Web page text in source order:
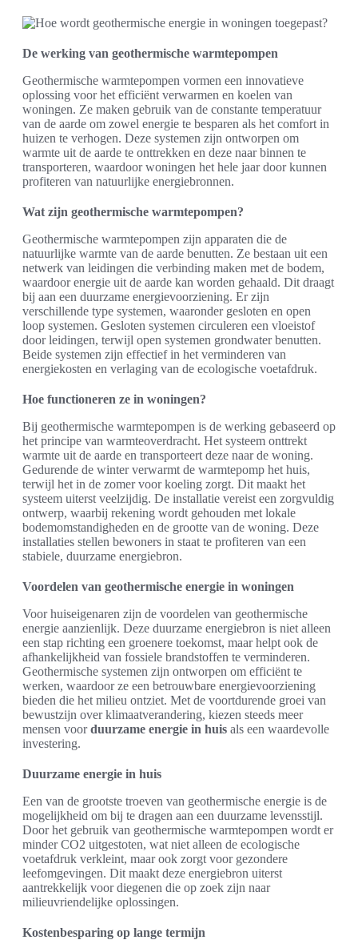
De werking van geothermische warmtepompen
Geothermische warmtepompen vormen een innovatieve
oplossing voor het efficiënt verwarmen en koelen van
woningen. Ze maken gebruik van de constante temperatuur
van de aarde om zowel energie te besparen als het comfort in
huizen te verhogen. Deze systemen zijn ontworpen om
warmte uit de aarde te onttrekken en deze naar binnen te
transporteren, waardoor woningen het hele jaar door kunnen
profiteren van natuurlijke energiebronnen.
Wat zijn geothermische warmtepompen?
Geothermische warmtepompen zijn apparaten die de
natuurlijke warmte van de aarde benutten. Ze bestaan uit een
netwerk van leidingen die verbinding maken met de bodem,
waardoor energie uit de aarde kan worden gehaald. Dit draagt
bij aan een duurzame energievoorziening. Er zijn
verschillende type systemen, waaronder gesloten en open
loop systemen. Gesloten systemen circuleren een vloeistof
door leidingen, terwijl open systemen grondwater benutten.
Beide systemen zijn effectief in het verminderen van
energiekosten en verlaging van de ecologische voetafdruk.
Hoe functioneren ze in woningen?
Bij geothermische warmtepompen is de werking gebaseerd op
het principe van warmteoverdracht. Het systeem onttrekt
warmte uit de aarde en transporteert deze naar de woning.
Gedurende de winter verwarmt de warmtepomp het huis,
terwijl het in de zomer voor koeling zorgt. Dit maakt het
systeem uiterst veelzijdig. De installatie vereist een zorgvuldig
ontwerp, waarbij rekening wordt gehouden met lokale
bodemomstandigheden en de grootte van de woning. Deze
installaties stellen bewoners in staat te profiteren van een
stabiele, duurzame energiebron.
Voordelen van geothermische energie in woningen
Voor huiseigenaren zijn de voordelen van geothermische
energie aanzienlijk. Deze duurzame energiebron is niet alleen
een stap richting een groenere toekomst, maar helpt ook de
afhankelijkheid van fossiele brandstoffen te verminderen.
Geothermische systemen zijn ontworpen om efficiënt te
werken, waardoor ze een betrouwbare energievoorziening
bieden die het milieu ontziet. Met de voortdurende groei van
bewustzijn over klimaatverandering, kiezen steeds meer
mensen voorduurzame energie in huis als een waardevolle
investering.
Duurzame energie in huis
Een van de grootste troeven van geothermische energie is de
mogelijkheid om bij te dragen aan een duurzame levensstijl.
Door het gebruik van geothermische warmtepompen wordt er
minder CO2 uitgestoten, wat niet alleen de ecologische
voetafdruk verkleint, maar ook zorgt voor gezondere
leefomgevingen. Dit maakt deze energiebron uiterst
aantrekkelijk voor diegenen die op zoek zijn naar
milieuvriendelijke oplossingen.
Kostenbesparing op lange termijn